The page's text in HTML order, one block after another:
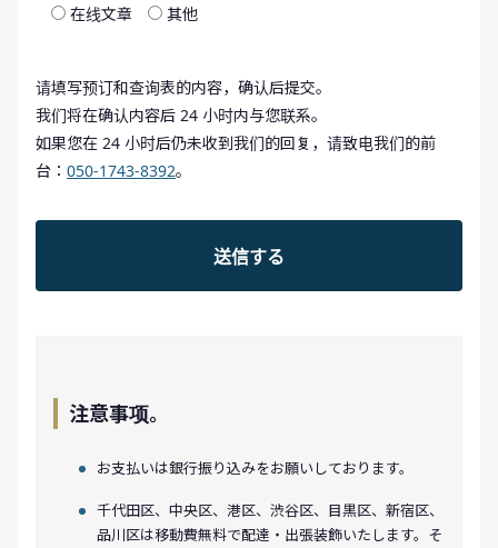
在线文章
其他
请填写预订和查询表的内容，确认后提交。
我们将在确认内容后 24 小时内与您联系。
如果您在 24 小时后仍未收到我们的回复，请致电我们的前
台： 050-1743-8392。
注意事项。
お支払いは銀行振り込みをお願いしております。
千代田区、中央区、港区、渋谷区、目黒区、新宿区、
品川区は移動費無料で配達・出張装飾いたします。そ